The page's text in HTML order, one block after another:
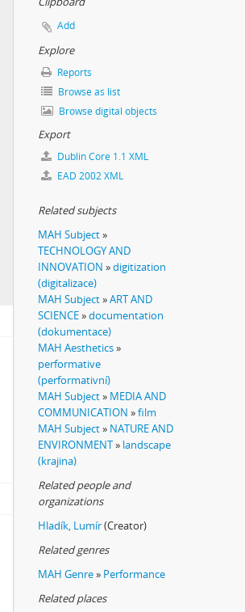
Add
Explore
Reports
Browse as list
Browse digital objects
Export
Dublin Core 1.1 XML
EAD 2002 XML
Related subjects
MAH Subject»
TECHNOLOGY AND
INNOVATION »digitization
(digitalizace)
MAH Subject»ART AND
SCIENCE»documentation
(dokumentace)
MAH Aesthetics»
performative
(performativní)
MAH Subject» MEDIA AND
COMMUNICATION »film
MAH Subject» NATURE AND
ENVIRONMENT» landscape
(krajina)
Related people and
organizations
Hladík, Lumír(Creator)
Related genres
MAH Genre» Performance
Related places